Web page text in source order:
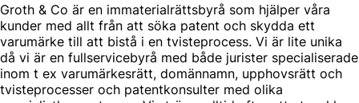
Groth & Co är en immaterialrättsbyrå som hjälper våra
kunder med allt från att söka patent och skydda ett
varumärke till att bistå i en tvisteprocess. Vi är lite unika
då vi är en fullservicebyrå med både jurister specialiserade
inom t ex varumärkesrätt, domännamn, upphovsrätt och
tvisteprocesser och patentkonsulter med olika